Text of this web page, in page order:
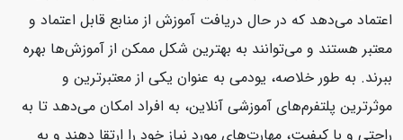
اعتماد می‌دهد که در حال دریافت آموزش از منابع قابل اعتماد و
معتبر هستند و می‌توانند به بهترین شکل ممکن از آموزش‌ها بهره
ببرند. به طور خلاصه، یودمی به عنوان یکی از معتبرترین و
موثرترین پلتفرم‌های آموزشی آنلاین، به افراد امکان می‌دهد تا به
راحتی و با کیفیت، مهارت‌های مورد نیاز خود را ارتقا دهند و به